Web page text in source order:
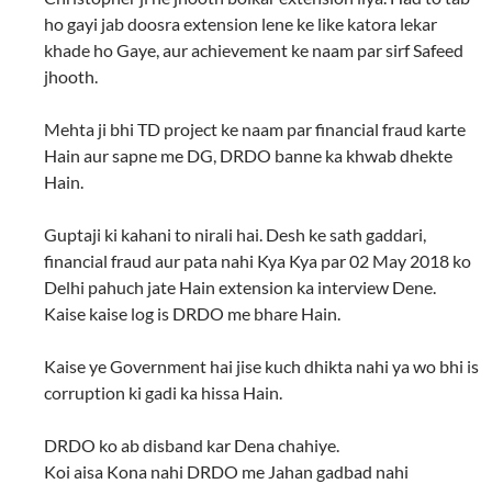
ho gayi jab doosra extension lene ke like katora lekar
khade ho Gaye, aur achievement ke naam par sirf Safeed
jhooth.
Mehta ji bhi TD project ke naam par financial fraud karte
Hain aur sapne me DG, DRDO banne ka khwab dhekte
Hain.
Guptaji ki kahani to nirali hai. Desh ke sath gaddari,
financial fraud aur pata nahi Kya Kya par 02 May 2018 ko
Delhi pahuch jate Hain extension ka interview Dene.
Kaise kaise log is DRDO me bhare Hain.
Kaise ye Government hai jise kuch dhikta nahi ya wo bhi is
corruption ki gadi ka hissa Hain.
DRDO ko ab disband kar Dena chahiye.
Koi aisa Kona nahi DRDO me Jahan gadbad nahi